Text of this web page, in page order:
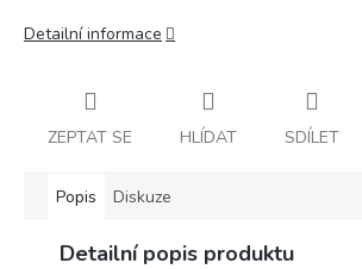
Detailní informace
ZEPTAT SE HLÍDAT SDÍLET
Popis Diskuze
Detailní popis produktu